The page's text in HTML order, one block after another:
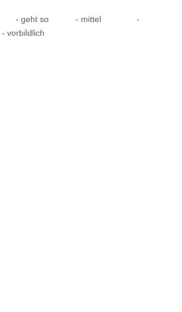
- geht so - mittel
-
- vorbildlich